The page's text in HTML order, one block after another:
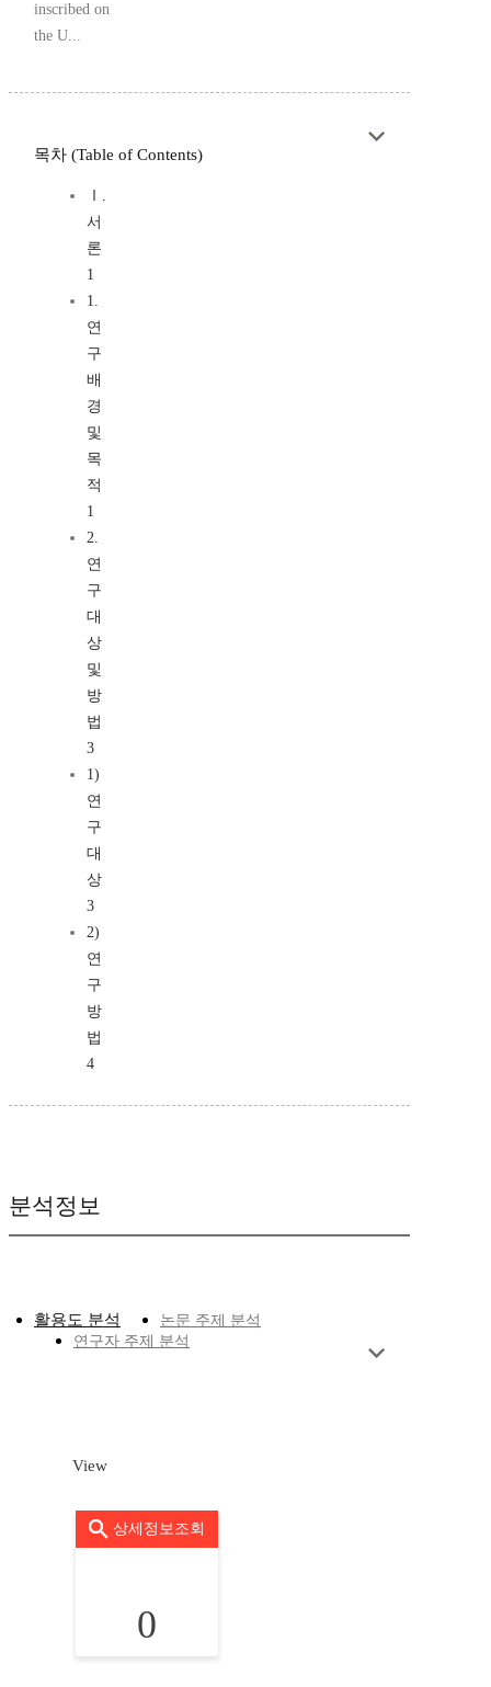
inscribed on
the U...
목차 (Table of Contents)
Ⅰ.
서
론
1
1.
연
구
배
경
및
목
적
1
2.
연
구
대
상
및
방
법
3
1)
연
구
대
상
3
2)
연
구
방
법
4
분석정보
활용도 분석
논문 주제 분석
연구자 주제 분석
View
상세정보조회
0